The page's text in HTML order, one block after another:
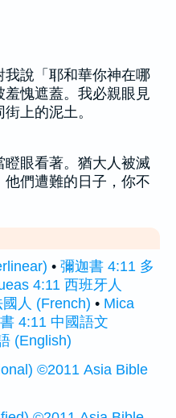
說「耶和華你神在哪
愧遮蓋。我必親眼見
上的泥土。
眼看著。猶大人被滅
們遭難的日子，你不
• 彌迦書 4:11 多
4:11 西班牙人
人 (French) • Mica
4:11 中國語文
(English)
©2011 Asia Bible